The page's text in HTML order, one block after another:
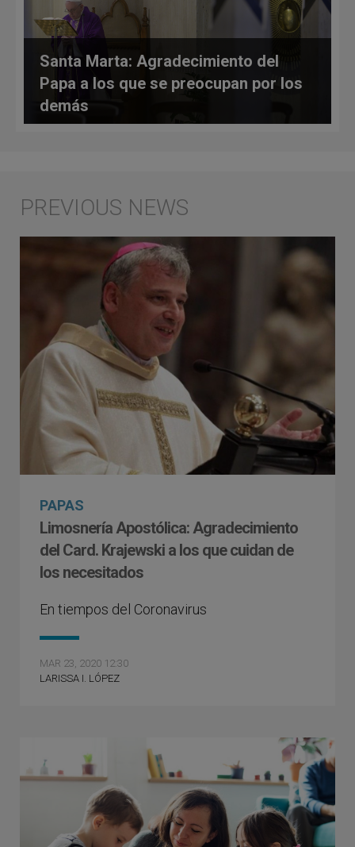
Santa Marta: Agradecimiento del
Papa a los que se preocupan por los
demás
PAPAS
Limosnería Apostólica: Agradecimiento
del Card. Krajewski a los que cuidan de
los necesitados
En tiempos del Coronavirus
MAR 23, 2020 12:30
LARISSA I. LÓPEZ